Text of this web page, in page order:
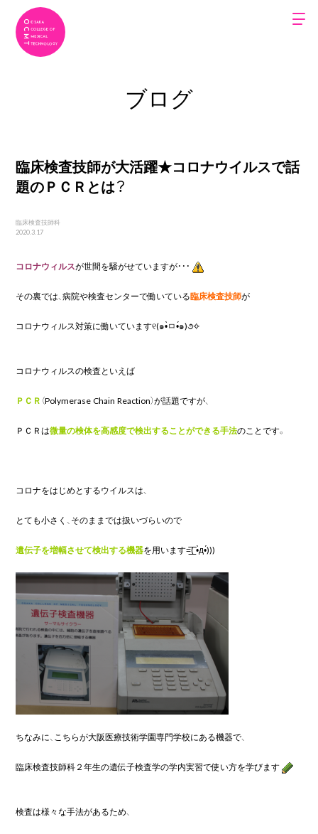
ブログ
臨床検査技師が大活躍★コロナウイルスで話
題のＰＣＲとは？
臨床検査技師科
2020.3.17
コロナウィルスが世間を騒がせていますが・・・
その裏では、病院や検査センターで働いている臨床検査技師が
コロナウィルス対策に働いています୧(๑•̀ㅁ•́๑)૭✧
コロナウィルスの検査といえば
ＰＣＲ （Polymerase Chain Reaction）が話題ですが、
ＰＣＲは微量の検体を高感度で検出することができる手法のことです。
コロナをはじめとするウイルスは、
とても小さく、そのままでは扱いづらいので
遺伝子を増幅させて検出する機器を用います=͟͟͞͞( •̀д•́)))
ちなみに、こちらが大阪医療技術学園専門学校にある機器で、
臨床検査技師科２年生の遺伝子検査学の学内実習で使い方を学びます
検査は様々な手法があるため、